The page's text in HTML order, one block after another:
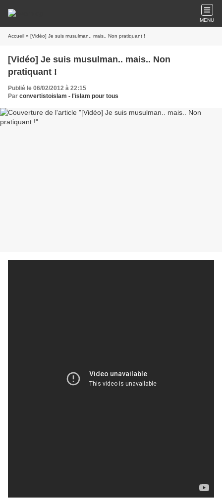
MENU
Accueil » [Vidéo] Je suis musulman.. mais.. Non pratiquant !
[Vidéo] Je suis musulman.. mais.. Non
pratiquant !
Publié le 06/02/2012 à 22:15
Par convertistoislam - l'islam pour tous